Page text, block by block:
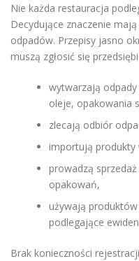
Nie każda restauracja
Decydujące znaczenie
odpadów. Przepisy jasno
muszą zgłosić się
wytwarzają
oleje, opakowania
zlecają odbiór
importują produkty
prowadzą
opakowań,
używają
podlegające
Brak konieczności